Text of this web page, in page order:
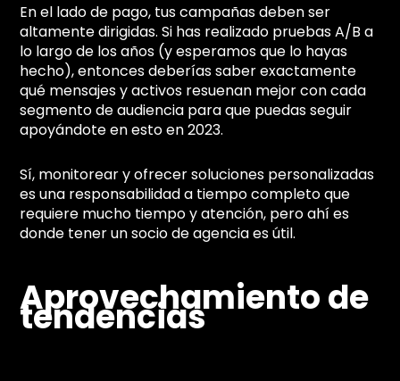
En el lado de pago, tus campañas deben ser
altamente dirigidas. Si has realizado pruebas A/B a
lo largo de los años (y esperamos que lo hayas
hecho), entonces deberías saber exactamente
qué mensajes y activos resuenan mejor con cada
segmento de audiencia para que puedas seguir
apoyándote en esto en 2023.
Sí, monitorear y ofrecer soluciones personalizadas
es una responsabilidad a tiempo completo que
requiere mucho tiempo y atención, pero ahí es
donde tener un socio de agencia es útil.
Aprovechamiento de
tendencias